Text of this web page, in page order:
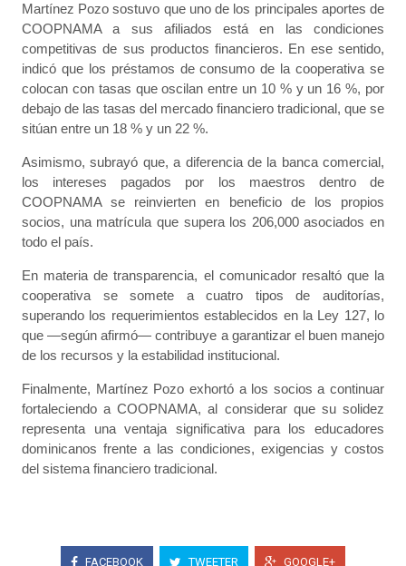
Martínez Pozo sostuvo que uno de los principales aportes de
COOPNAMA a sus afiliados está en las condiciones
competitivas de sus productos financieros. En ese sentido,
indicó que los préstamos de consumo de la cooperativa se
colocan con tasas que oscilan entre un 10 % y un 16 %, por
debajo de las tasas del mercado financiero tradicional, que se
sitúan entre un 18 % y un 22 %.
Asimismo, subrayó que, a diferencia de la banca comercial,
los intereses pagados por los maestros dentro de
COOPNAMA se reinvierten en beneficio de los propios
socios, una matrícula que supera los 206,000 asociados en
todo el país.
En materia de transparencia, el comunicador resaltó que la
cooperativa se somete a cuatro tipos de auditorías,
superando los requerimientos establecidos en la Ley 127, lo
que —según afirmó— contribuye a garantizar el buen manejo
de los recursos y la estabilidad institucional.
Finalmente, Martínez Pozo exhortó a los socios a continuar
fortaleciendo a COOPNAMA, al considerar que su solidez
representa una ventaja significativa para los educadores
dominicanos frente a las condiciones, exigencias y costos
del sistema financiero tradicional.
FACEBOOK TWEETER GOOGLE+